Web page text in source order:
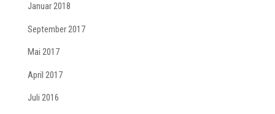
Januar 2018
September 2017
Mai 2017
April 2017
Juli 2016